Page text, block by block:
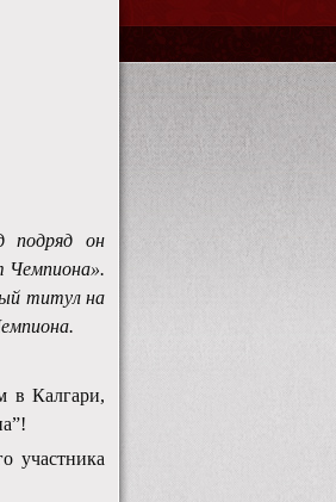
подряд он
Чемпиона».
титул на
в Калгари,
участника